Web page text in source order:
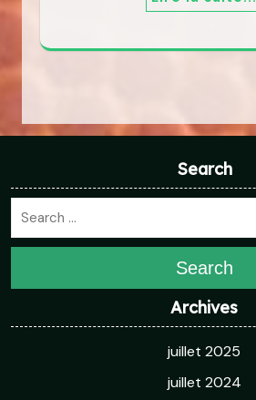
Search
Search
Archives
juillet 2025
juillet 2024